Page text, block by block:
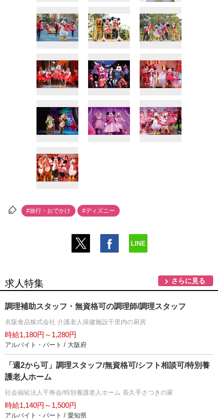
#旅行・おでかけ #ディズニー
求人特集 さらに見る
調理補助スタッフ・無資格可の調理師/調理スタッフ
名阪食品株式会社 介護老人保健施設千里内の厨房
時給1,180円～1,280円
アルバイト・パート / 大阪府
「週2から可」調理スタッフ/無資格可/シフト相談可/特別養
護老人ホーム
社会福祉法人千寿会/特別養護老人ホーム 長久手さつきの家
時給1,140円～1,500円
アルバイト・パート / 愛知県